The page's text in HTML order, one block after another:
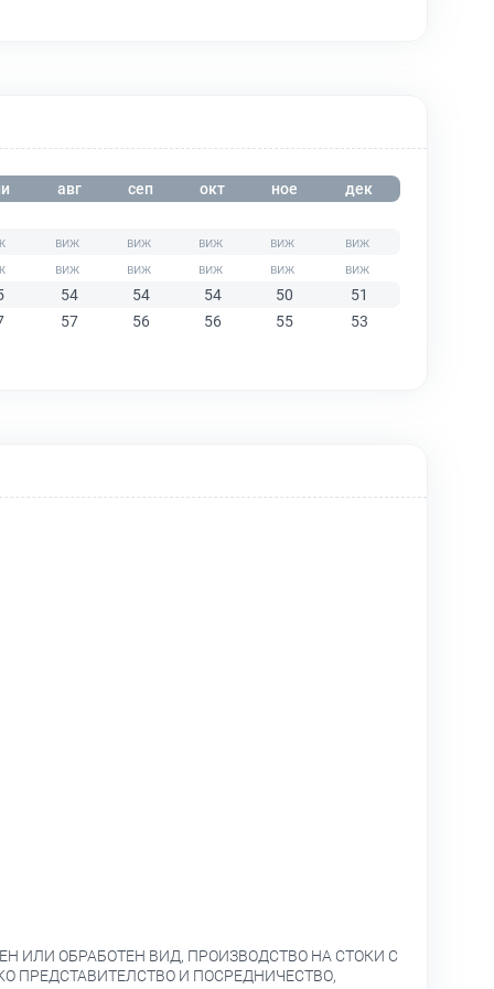
авг сеп окт ное дек
54 54 54 50
51
57 56 56 55 53
ИЛИ ОБРАБОТЕН ВИД, ПРОИЗВОДСТВО НА СТОКИ С
ПРЕДСТАВИТЕЛСТВО И ПОСРЕДНИЧЕСТВО,